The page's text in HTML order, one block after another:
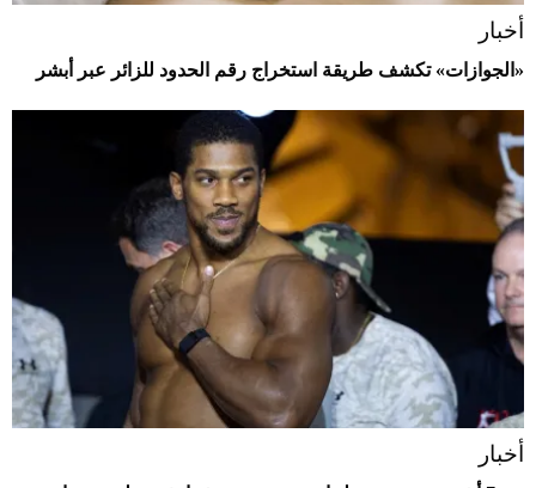
أخبار
«الجوازات» تكشف طريقة استخراج رقم الحدود للزائر عبر أبشر
أخبار